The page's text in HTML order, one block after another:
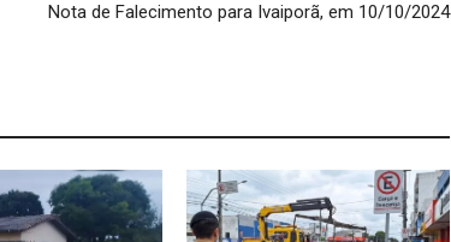
Nota de Falecimento para Ivaiporã, em 10/10/2024